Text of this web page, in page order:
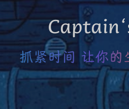
抓紧时间 让你的